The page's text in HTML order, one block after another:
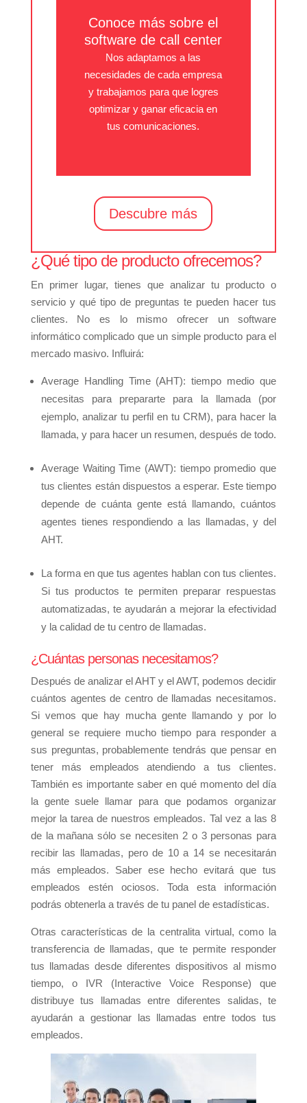
Conoce más sobre el
software de call center
Nos adaptamos a las
necesidades de cada empresa
y trabajamos para que logres
optimizar y ganar eficacia en
tus comunicaciones.
Descubre más
¿Qué tipo de producto ofrecemos?
En primer lugar, tienes que analizar tu producto o
servicio y qué tipo de preguntas te pueden hacer tus
clientes. No es lo mismo ofrecer un software
informático complicado que un simple producto para el
mercado masivo. Influirá:
Average Handling Time (AHT): tiempo medio que
necesitas para prepararte para la llamada (por
ejemplo, analizar tu perfil en tu CRM), para hacer la
llamada, y para hacer un resumen, después de todo.
Average Waiting Time (AWT): tiempo promedio que
tus clientes están dispuestos a esperar. Este tiempo
depende de cuánta gente está llamando, cuántos
agentes tienes respondiendo a las llamadas, y del
AHT.
La forma en que tus agentes hablan con tus clientes.
Si tus productos te permiten preparar respuestas
automatizadas, te ayudarán a mejorar la efectividad
y la calidad de tu centro de llamadas.
¿Cuántas personas necesitamos?
Después de analizar el AHT y el AWT, podemos decidir
cuántos agentes de centro de llamadas necesitamos.
Si vemos que hay mucha gente llamando y por lo
general se requiere mucho tiempo para responder a
sus preguntas, probablemente tendrás que pensar en
tener más empleados atendiendo a tus clientes.
También es importante saber en qué momento del día
la gente suele llamar para que podamos organizar
mejor la tarea de nuestros empleados. Tal vez a las 8
de la mañana sólo se necesiten 2 o 3 personas para
recibir las llamadas, pero de 10 a 14 se necesitarán
más empleados. Saber ese hecho evitará que tus
empleados estén ociosos. Toda esta información
podrás obtenerla a través de tu panel de estadísticas.
Otras características de la centralita virtual, como la
transferencia de llamadas, que te permite responder
tus llamadas desde diferentes dispositivos al mismo
tiempo, o IVR (Interactive Voice Response) que
distribuye tus llamadas entre diferentes salidas, te
ayudarán a gestionar las llamadas entre todos tus
empleados.